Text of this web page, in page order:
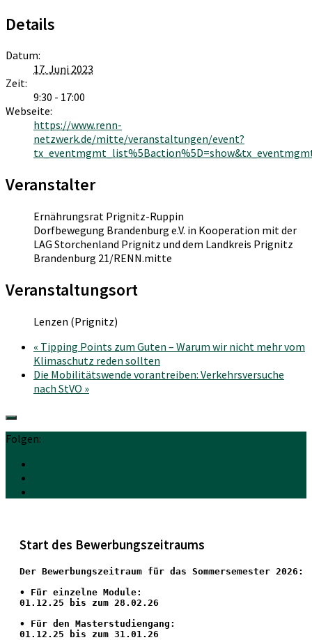
Details
Datum:
17. Juni 2023
Zeit:
9:30 - 17:00
Webseite:
https://www.renn-
netzwerk.de/mitte/veranstaltungen/event?
Veranstalter
Ernährungsrat Prignitz-Ruppin
Dorfbewegung Brandenburg e.V. in Kooperation mit der
LAG Storchenland Prignitz und dem Landkreis Prignitz
Brandenburg 21/RENN.mitte
Veranstaltungsort
Lenzen (Prignitz)
« Tipping Points zum Guten – Warum wir nicht mehr vom
Klimaschutz reden sollten
Die Mobilitätswende vorantreiben: Verkehrsversuche
nach StVO »
Folgen:
Start des Bewerbungszeitraums
Der Bewerbungszeitraum für das Sommersemester 2026:
• Für einzelne Module:
01.12.25 bis zum 28.02.26
• Für den Masterstudiengang:
01.12.25 bis zum 31.01.26